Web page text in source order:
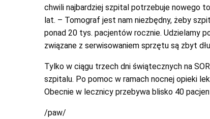
chwili najbardziej szpital potrzebuje nowego
lat. – Tomograf jest nam niezbędny, żeby
ponad 20 tys. pacjentów rocznie. Udzielamy
związane z serwisowaniem sprzętu są zbyt
Tylko w ciągu trzech dni świątecznych na
szpitalu. Po pomoc w ramach nocnej opieki
Obecnie w lecznicy przebywa blisko 40
/paw/